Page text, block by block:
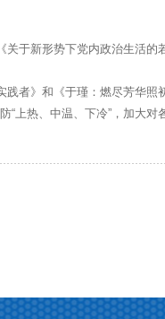
于新形势下党内政治生活的
者》和《于瑾：燃尽芳华照初
热、中温、下冷”，加大对